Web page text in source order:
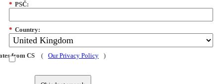
* PSČ:
* Country:
from CS ( Our Privacy Policy )